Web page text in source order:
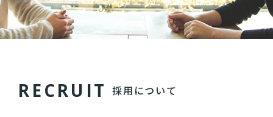
RECRU IT 採用について